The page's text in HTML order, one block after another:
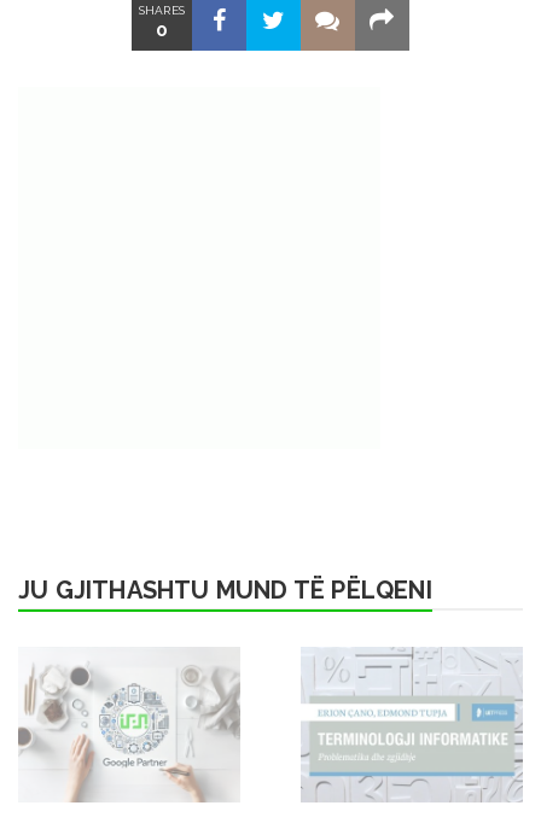
SHARES
0
JU GJITHASHTU MUND TË PËLQENI